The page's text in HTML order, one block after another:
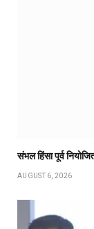
संभल हिंसा पूर्व
AUGUST 6, 2026